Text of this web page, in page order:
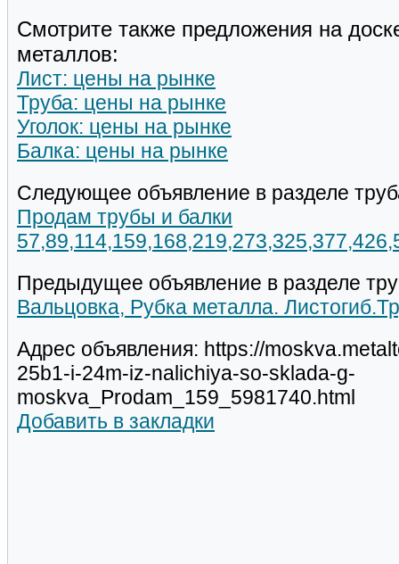
Смотрите также предложения на
металлов:
Лист: цены на рынке
Труба: цены на рынке
Уголок: цены на рынке
Балка: цены на рынке
Следующее объявление в разделе
Продам трубы и балки
Предыдущее объявление в разделе
Вальцовка, Рубка металла.
Адрес объявления: https://
25b1-i-24m-iz-nalichiya-so-sklada-g-
moskva_Prodam_159_5981740.html
Добавить в закладки